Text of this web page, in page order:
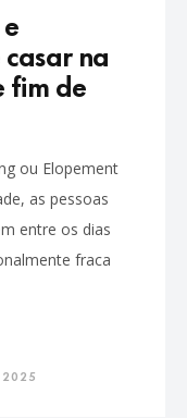
na
fim de
ou Elopement
as pessoas
entre os dias
fraca
2025